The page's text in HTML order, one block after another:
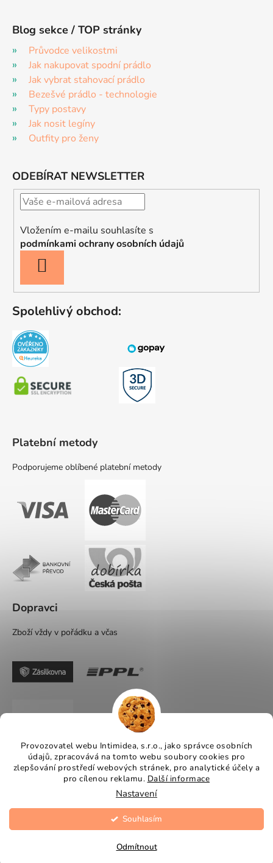
Provozovatel webu Intimidea, s.r.o., jako správce osobních
údajů, zpracovává na tomto webu soubory cookies pro
zlepšování prostředí webových stránek, pro analytické účely a
pro cílenou reklamu. Další informace
Nastavení
Odmítnout
Souhlasím
Využijte dny DOPRAVY
ZDARMA do 6.8.
Blog sekce / TOP stránky
Průvodce velikostmi
Jak nakupovat spodní prádlo
Jak vybrat stahovací prádlo
Bezešvé prádlo - technologie
Typy postavy
Jak nosit legíny
Outfity pro ženy
ODEBÍRAT NEWSLETTER
Vložením e-mailu souhlasíte s
podmínkami ochrany osobních údajů
SE
Spolehlivý obchod:
Platební metody
Podporujeme oblíbené platební metody
Dopravci
Zboží vždy v pořádku a včas
Vytvořil Shoptet
Intimidea . Všechna práva vyhrazena.
Upravit nastavení cookies